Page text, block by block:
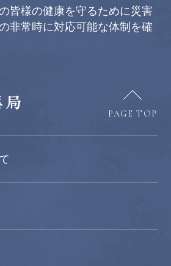
皆様の健康を守るために災害
非常時に対応可能な体制を確
PAGE TOP